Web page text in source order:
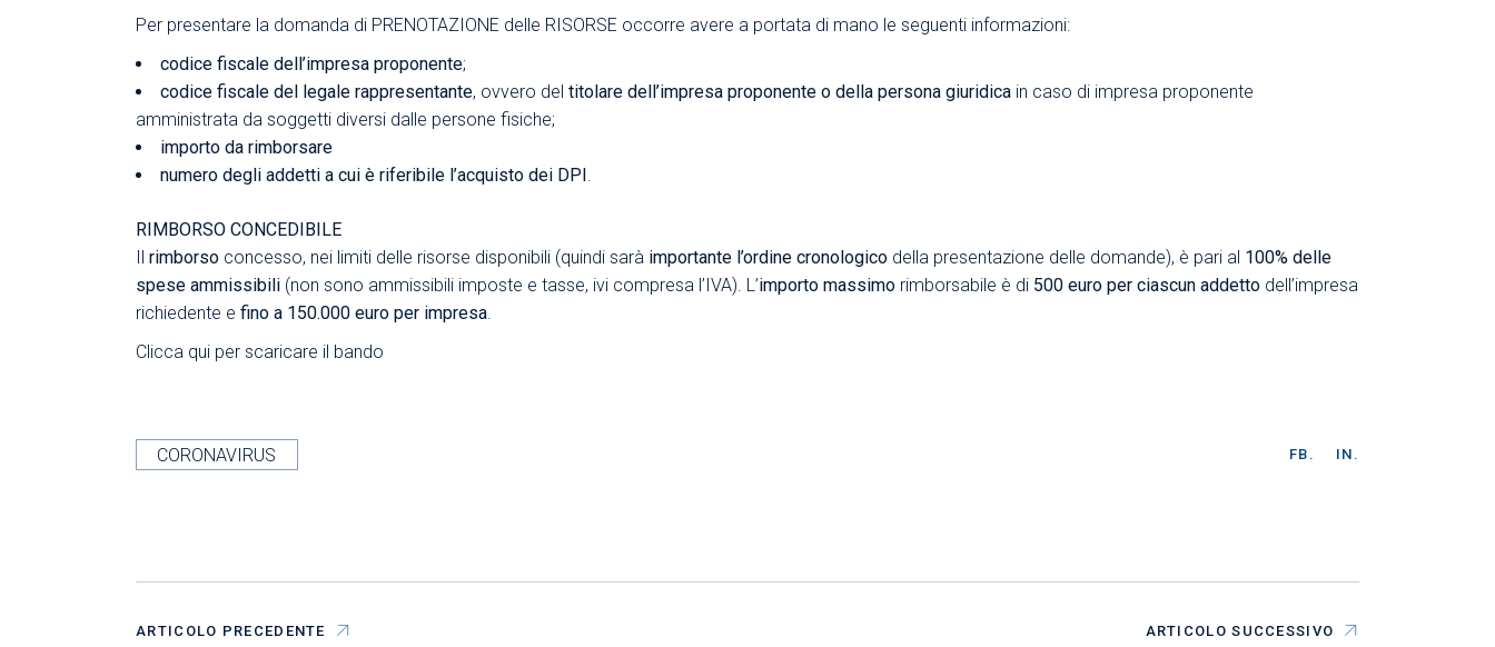
Per presentare la domanda di PRENOTAZIONE delle RISORSE occorre avere a portata di mano le seguenti informazioni:
codice fiscale dell’impresa proponente;
codice fiscale del legale rappresentante, ovvero del titolare dell’impresa proponente o della persona giuridica in caso di impresa proponente
amministrata da soggetti diversi dalle persone fisiche;
importo da rimborsare
numero degli addetti a cui è riferibile l’acquisto dei DPI
RIMBORSO CONCEDIBILE
Il rimborso concesso, nei limiti delle risorse disponibili (quindi sarà importante l’ordine cronologico della presentazione delle domande), è pari al 100% delle
spese ammissibili (non sono ammissibili imposte e tasse, ivi compresa l’IVA). L’importo massimo rimborsabile è di 500 euro per ciascun addetto dell’impresa
richiedente e fino a 150.000 euro per impresa
Clicca qui per scaricare il bando
CORONAVIRUS FB. IN.
ARTICOLO PRECEDENTE ARTICOLO SUCCESSIVO